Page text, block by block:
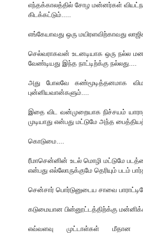
எந்தக்காலத்தில் சோழ மன்னர்கள்
கிடக்கட்டும்.....
எங்கேயாவது ஒரு மயிரளவிற்காவது
செல்வராகவன் உடனடியாக ஒரு நல்ல மன
வேண்டியது இந்த நாட்டிற்க்கு நல்லது....
அது போலவே கண்மூடித்தனமாக
புன்னியவான்களும்....
இதை விட வன்முறையாக நிச்சயம்
முடியாது என்பது மட்டுமே அந்த
கொடுமை....
ரீமாசென்னின் உடல் மொழி மட்டுமே படத்தை
என்பது எல்லோருக்குமே தெரியும் படம்
சென்சார் பொர்டுனுடைய சாவை
கடுமையான பின்னூட்டத்திற்க்கு
எவ்வளவு முட்டாள்கள் மீதான